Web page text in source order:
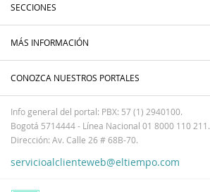
SECCIONES
MÁS INFORMACIÓN
CONOZCA NUESTROS PORTALES
Info general del portal: PBX: 57 (1) 2940100.
Bogotá 5714444 - Línea Nacional 01 8000 110 211.
Dirección: Av. Calle 26 # 68B-70.
servicioalclienteweb@eltiempo.com